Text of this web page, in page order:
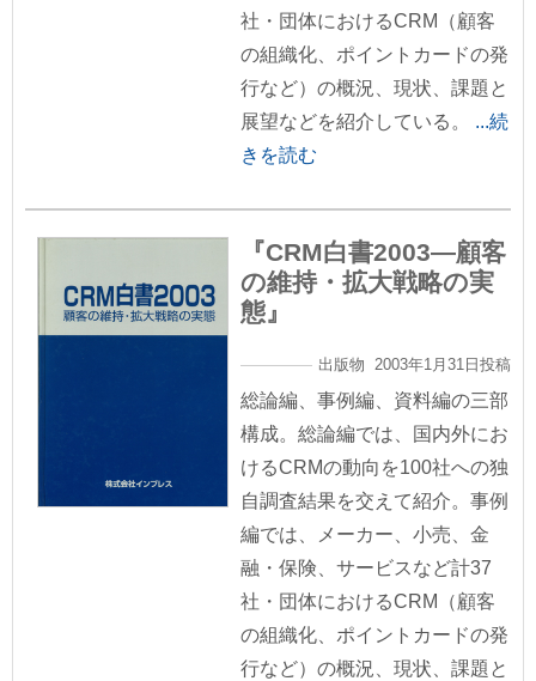
社・団体におけるCRM（顧客
の組織化、ポイントカードの発
行など）の概況、現状、課題と
展望などを紹介している。
...続
きを読む
『CRM白書2003―顧客
の維持・拡大戦略の実
態』
出版物 2003年1月31日投稿
総論編、事例編、資料編の三部
構成。総論編では、国内外にお
けるCRMの動向を100社への独
自調査結果を交えて紹介。事例
編では、メーカー、小売、金
融・保険、サービスなど計37
社・団体におけるCRM（顧客
の組織化、ポイントカードの発
行など）の概況、現状、課題と